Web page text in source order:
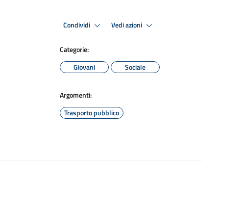
Condividi Vedi azioni
Categorie:
Giovani
Sociale
Argomenti:
Trasporto pubblico